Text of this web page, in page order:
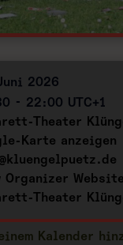
2026
- 22:00 UTC+1
Theater
Karte anzeigen
Organizer Website
Theater
Kalender